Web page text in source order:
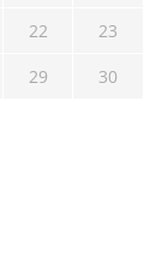
22
23
29
30